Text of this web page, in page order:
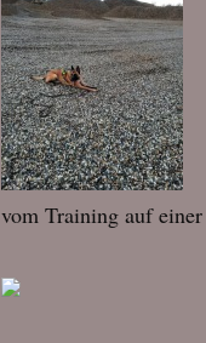
vom Training auf